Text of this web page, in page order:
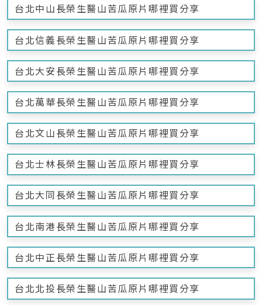
台北中山長榮生醫山苦瓜原片哪裡買分享
台北信義長榮生醫山苦瓜原片哪裡買分享
台北大安長榮生醫山苦瓜原片哪裡買分享
台北萬華長榮生醫山苦瓜原片哪裡買分享
台北文山長榮生醫山苦瓜原片哪裡買分享
台北士林長榮生醫山苦瓜原片哪裡買分享
台北大同長榮生醫山苦瓜原片哪裡買分享
台北南港長榮生醫山苦瓜原片哪裡買分享
台北中正長榮生醫山苦瓜原片哪裡買分享
台北北投長榮生醫山苦瓜原片哪裡買分享